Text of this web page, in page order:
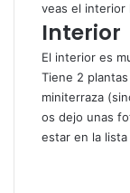
veas el interior
Interior
El interior es
Tiene 2
miniterraza
os dejo unas
estar en la